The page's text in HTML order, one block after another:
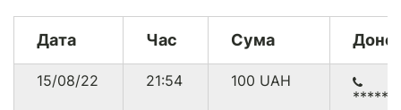
Дата Час Сума
15/08/22 21:54 100 UAH